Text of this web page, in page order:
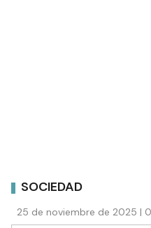
SOCIEDAD
25 de noviembre de 2025 |